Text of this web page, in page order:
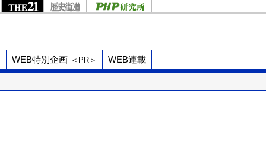
WEB特別企画 ＜PR＞ WEB連載